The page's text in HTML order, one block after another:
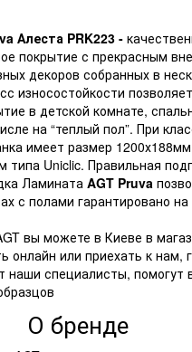
Алеста PRK223 -
покрытие с прекрасным
декоров собранных в
износостойкости позволяет
в детской комнате,
на “теплый пол”. При
имеет размер
типа Uniclic. Правильная
Ламината AGT Pruva
с полами гарантировано
вы можете в Киеве в
онлайн или приехать к нам,
наши специалисты, помогут
О бренде